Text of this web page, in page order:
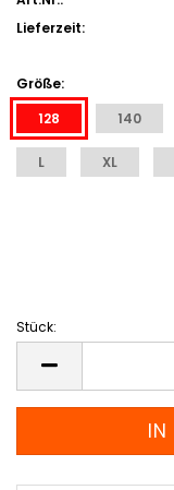
Lieferzeit:
Größe:
128
140
L XL
Stück: